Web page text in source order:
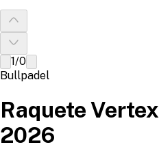
1/0
Bullpadel
Raquete
2026